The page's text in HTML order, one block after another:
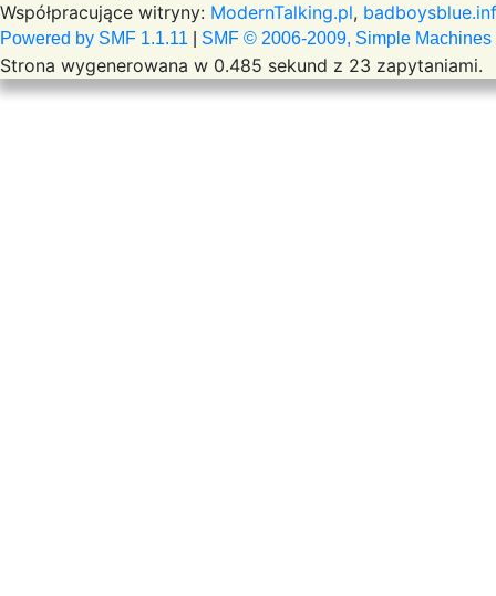
Współpracujące witryny: ModernTalking.pl,
Powered by SMF 1.1.11 SMF © 2006-2009, Simple Machines
Strona wygenerowana w 0.485 sekund z 23 zapytaniami.